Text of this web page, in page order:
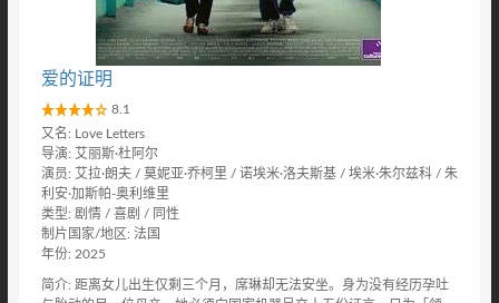
爱的证明
8.1
又名: Love Letters
导演: 艾丽斯·杜阿尔
演员: 艾拉·朗夫 / 莫妮亚·乔柯里 / 诺埃米·洛夫斯基 / 埃米·朱尔兹科 / 朱
利安·加斯帕-奥利维里
类型: 剧情 / 喜剧 / 同性
制片国家/地区: 法国
年份: 2025
简介: 距离女儿出生仅剩三个月，席琳却无法安坐。身为没有经历孕吐